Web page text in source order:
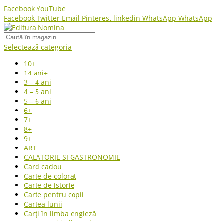
Facebook YouTube
Facebook Twitter Email Pinterest linkedin WhatsApp WhatsApp
Selectează categoria
10+
14 ani+
3 – 4 ani
4 – 5 ani
5 – 6 ani
6+
7+
8+
9+
ART
CALATORIE SI GASTRONOMIE
Card cadou
Carte de colorat
Carte de istorie
Carte pentru copii
Cartea lunii
Carți în limba engleză